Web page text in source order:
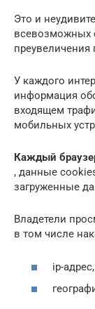
Это и
всевозможных
преувеличения
У каждого
информация
входящем
мобильных
Каждый
, данные
загруженные
Владетели
в том числе
ip-адрес,